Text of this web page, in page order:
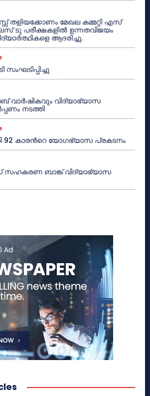
മേഖല കമ്മറ്റി എസ്
പരീക്ഷകളിൽ ഉന്നതവിജയം
ആദരിച്ചു.
സംഘടിപ്പിച്ചു
വാർഷികവും വിദ്യാഭ്യാസ
നടത്തി
92 കാരൻറെ യോഗഭ്യാസ പ്രകടനം
സഹകരണ ബാങ്ക് വിദ്യാഭ്യാസ